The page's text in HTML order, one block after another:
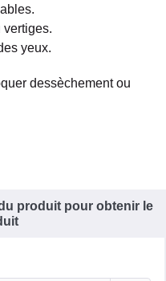
vertiges.
yeux.
dessèchement ou
produit pour obtenir le